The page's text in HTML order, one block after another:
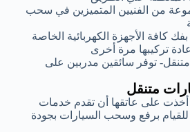
من الفنيين المتميزين في سحب
كافة الأجهزة الكهربائية الخاصة
تركيبها مرة أخرى
توفر سائقين مدربين على
متنقل
على عاتقها أن تقدم خدمات
للقيام برفع وسحب السيارات بجودة